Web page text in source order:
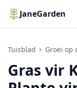
JaneGarden
Tuisblad Groei op
Gras vir Katte. Veilige Plante vir Diere
Gras vir